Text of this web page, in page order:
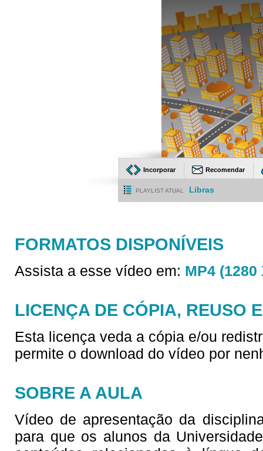
Incorporar Recomendar
PLAYLIST ATUAL Libras
FORMATOS DISPONÍVEIS
Assista a esse vídeo em: MP4 (1280
LICENÇA DE CÓPIA, REUSO
Esta licença veda a cópia e/ou
permite o download do vídeo por
SOBRE A AULA
Vídeo de apresentação da
para que os alunos da